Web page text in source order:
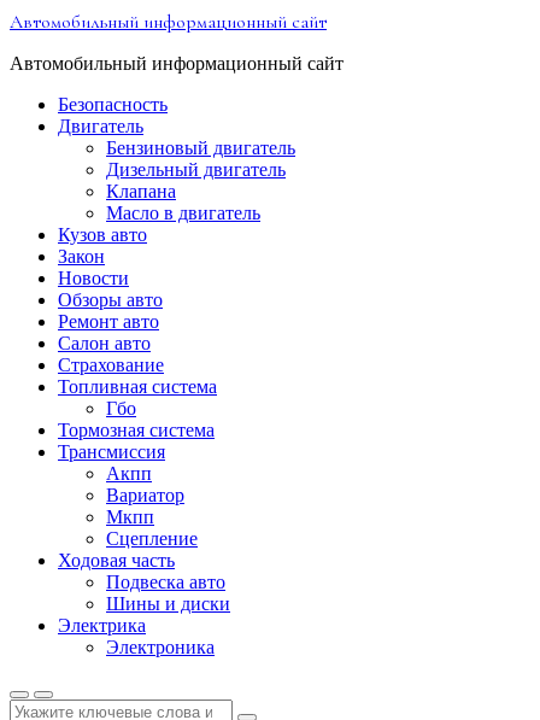
Перейти
содержимому
Автомобильный информационный сайт
Автомобильный информационный сайт
Безопасность
Двигатель
Бензиновый двигатель
Дизельный двигатель
Клапана
Масло в двигатель
Кузов авто
Закон
Новости
Обзоры авто
Ремонт авто
Салон авто
Страхование
Топливная система
Гбо
Тормозная система
Трансмиссия
Акпп
Вариатор
Мкпп
Сцепление
Ходовая часть
Подвеска авто
Шины и диски
Электрика
Электроника
Найти: